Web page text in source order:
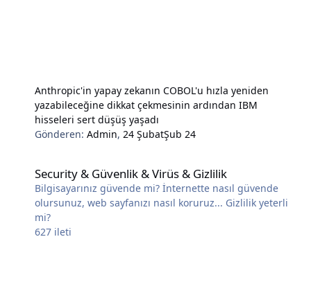
Anthropic'in yapay zekanın COBOL'u hızla yeniden
yazabileceğine dikkat çekmesinin ardından IBM
hisseleri sert düşüş yaşadı
Gönderen:Admin, 24 ŞubatŞub 24
Security & Güvenlik & Virüs & Gizlilik
Bilgisayarınız güvende mi? İnternette nasıl güvende
olursunuz, web sayfanızı nasıl koruruz... Gizlilik yeterli
mi?
627 ileti